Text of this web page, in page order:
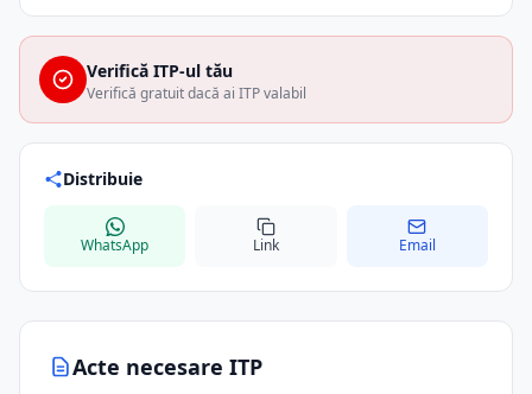
Acte necesare ITP
Verifică ITP-ul tău
Verifică gratuit dacă ai ITP valabil
Distribuie
WhatsApp Link Email